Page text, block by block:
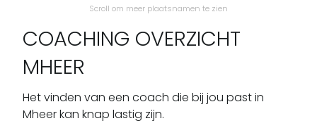
Brunssum
Buchten
Bunde
Scroll om meer plaatsnamen te zien
COACHING OVERZICHT
MHEER
Het vinden van een coach die bij jou past in
Mheer kan knap lastig zijn.